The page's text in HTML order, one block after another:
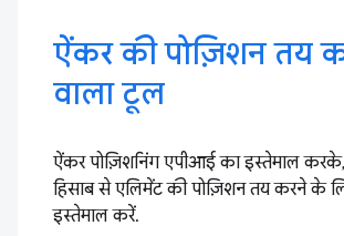
ऐंकर की पोज़िशन तय
वाला टूल
ऐंकर पोज़िशनिंग एपीआई का इस्तेमाल
हिसाब से एलिमेंट की पोज़िशन तय करने के
इस्तेमाल करें.